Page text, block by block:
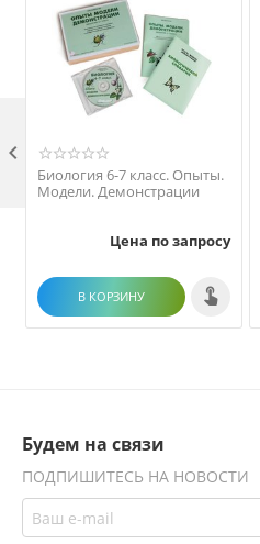
Биология 6-7 класс. Опыты.
Модели. Демонстрации
Цена по запросу
В КОРЗИНУ

Будем на связи
ПОДПИШИТЕСЬ НА НОВОСТИ